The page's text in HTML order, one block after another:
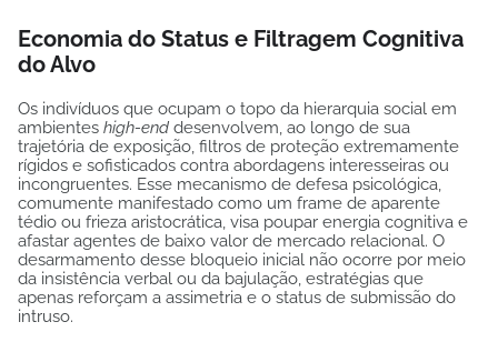
Economia do Status e Filtragem Cognitiva
do Alvo
Os indivíduos que ocupam o topo da hierarquia social em
ambientes high-end desenvolvem, ao longo de sua
trajetória de exposição, filtros de proteção extremamente
rígidos e sofisticados contra abordagens interesseiras ou
incongruentes. Esse mecanismo de defesa psicológica,
comumente manifestado como um frame de aparente
tédio ou frieza aristocrática, visa poupar energia cognitiva e
afastar agentes de baixo valor de mercado relacional. O
desarmamento desse bloqueio inicial não ocorre por meio
da insistência verbal ou da bajulação, estratégias que
apenas reforçam a assimetria e o status de submissão do
intruso.